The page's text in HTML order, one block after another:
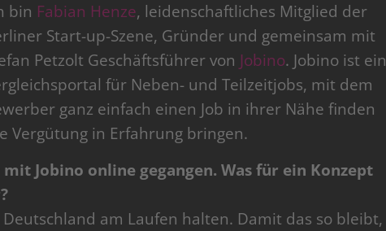
bin Fabian Henze, leidenschaftliches Mitglied der
Start-up-Szene, Gründer und gemeinsam mit
Petzolt Geschäftsführer von Jobino. Jobino ist ein
für Neben- und Teilzeitjobs, mit dem
ganz einfach einen Job in ihrer Nähe finden
Vergütung in Erfahrung bringen.
mit Jobino online gegangen. Was für ein Konzept
am Laufen halten. Damit das so bleibt,